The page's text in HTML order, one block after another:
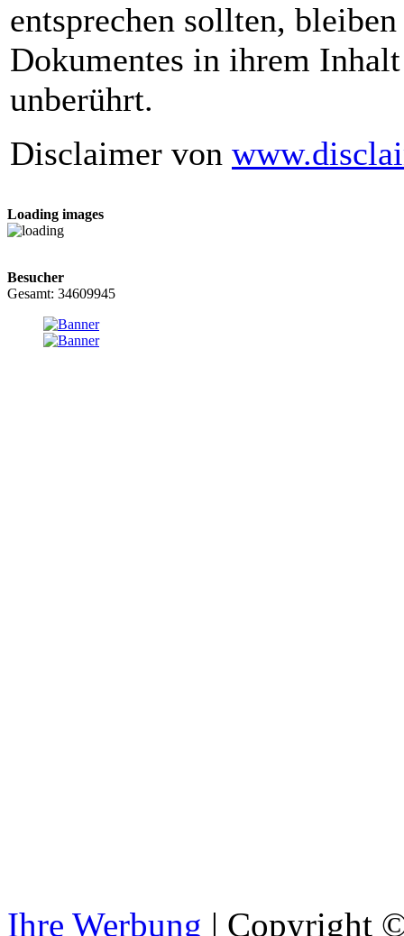
entsprechen sollten,
Dokumentes in ihrem
unberührt.
Disclaimer von
Loading images
Besucher
Gesamt: 34609945
Ihre Werbung | Copyright